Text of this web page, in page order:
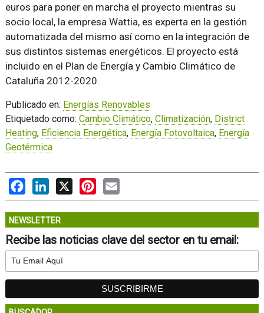
euros para poner en marcha el proyecto mientras su
socio local, la empresa Wattia, es experta en la gestión
automatizada del mismo así como en la integración de
sus distintos sistemas energéticos. El proyecto está
incluido en el Plan de Energía y Cambio Climático de
Cataluña 2012-2020.
Publicado en: Energías Renovables
Etiquetado como: Cambio Climático, Climatización, District
Heating, Eficiencia Energética, Energía Fotovoltaica, Energía
Geotérmica
FacebookLinkedIn
X PinterestEmail
NEWSLETTER
Recibe las noticias clave del sector en tu email: